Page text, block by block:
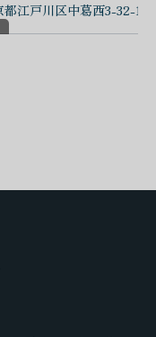
都江戸川区中葛西3-32-13